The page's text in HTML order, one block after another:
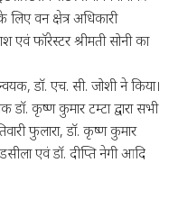
वन क्षेत्र अधिकारी
एवं फॉरेस्टर श्रीमती सोनी का
डॉ. एच. सी. जोशी ने किया।
कृष्ण कुमार टम्टा द्वारा सभी
फुलारा, डॉ. कृष्ण कुमार
डसीला एवं डॉ. दीप्ति नेगी आदि